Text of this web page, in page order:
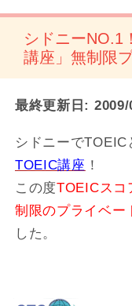
シドニーNO.1
講座」無制限
最終更新日:
シドニーでTOEIC
TOEIC講座 ！
この度TOEICスコ
制限のプライベー
した。